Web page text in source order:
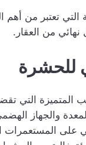
تعتبر من
نهائي من العقار.
للحشرة
المتميزة التي
والجهاز
على المستعمرات